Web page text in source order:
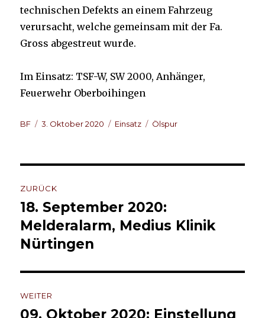
technischen Defekts an einem Fahrzeug
verursacht, welche gemeinsam mit der Fa.
Gross abgestreut wurde.
Im Einsatz: TSF-W, SW 2000, Anhänger,
Feuerwehr Oberboihingen
Autor
BF
Veröffentlicht
3. Oktober 2020 Kategorien
Einsatz Schlagwörter
Ölspur
ZURÜCK
Vorheriger
Beitrag:
18. September 2020:
Melderalarm, Medius Klinik
Nürtingen
WEITER
Nächster
09. Oktober 2020: Einstellung